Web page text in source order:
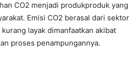
CO2 menjadi produkproduk yang
Emisi CO2 berasal dari sektor
layak dimanfaatkan akibat
proses penampungannya.